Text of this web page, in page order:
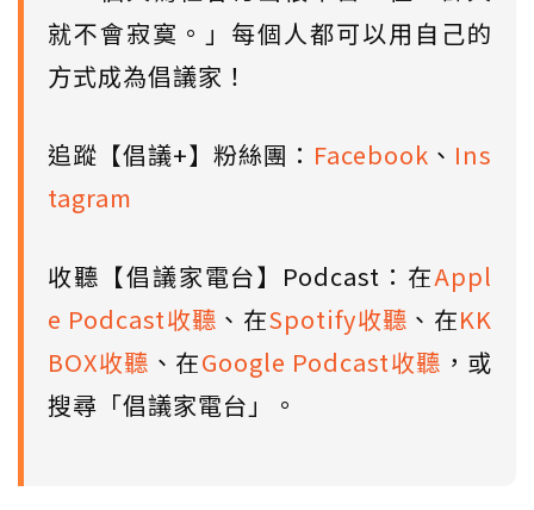
就不會寂寞。」每個人都可以用自己的
方式成為倡議家！
追蹤【倡議+】粉絲團： Facebook 、 Ins
tagram
收聽【倡議家電台】Podcast：在Appl
e Podcast收聽 、在Spotify收聽 、在KK
BOX收聽 、在Google Podcast收聽 ，或
搜尋「倡議家電台」。